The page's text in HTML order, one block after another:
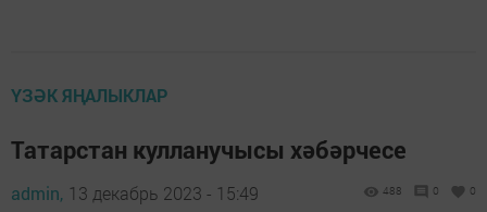
ҮЗӘК ЯҢАЛЫКЛАР
Татарстан кулланучысы хәбәрчесе
admin, 13 декабрь 2023 - 15:49 488 0 0